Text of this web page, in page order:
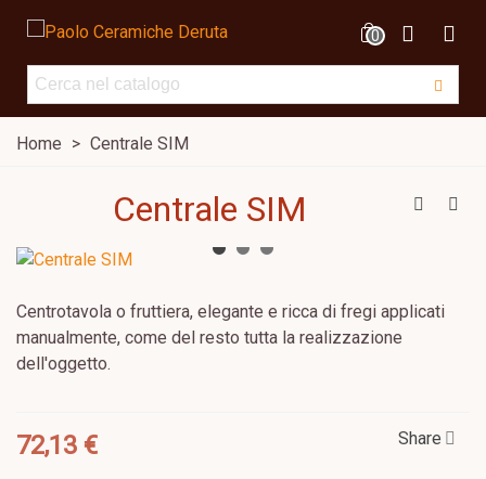
0
Home > Centrale SIM
Centrale SIM
Centrotavola o fruttiera, elegante e ricca di fregi applicati
manualmente, come del resto tutta la realizzazione
dell'oggetto.
72,13 € Share